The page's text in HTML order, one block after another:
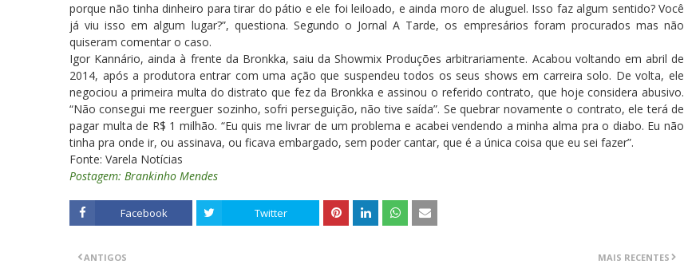
porque não tinha dinheiro para tirar do pátio e ele foi leiloado, e ainda moro de aluguel. Isso faz algum sentido? Você
já viu isso em algum lugar?”, questiona. Segundo o Jornal A Tarde, os empresários foram procurados mas não
quiseram comentar o caso.
Igor Kannário, ainda à frente da Bronkka, saiu da Showmix Produções arbitrariamente. Acabou voltando em abril de
2014, após a produtora entrar com uma ação que suspendeu todos os seus shows em carreira solo. De volta, ele
negociou a primeira multa do distrato que fez da Bronkka e assinou o referido contrato, que hoje considera abusivo.
“Não consegui me reerguer sozinho, sofri perseguição, não tive saída”. Se quebrar novamente o contrato, ele terá de
pagar multa de R$ 1 milhão. “Eu quis me livrar de um problema e acabei vendendo a minha alma pra o diabo. Eu não
tinha pra onde ir, ou assinava, ou ficava embargado, sem poder cantar, que é a única coisa que eu sei fazer”.
Fonte: Varela Notícias
Postagem: Brankinho Mendes
Facebook Twitter
MAIS RECENTES
ANTIGOS